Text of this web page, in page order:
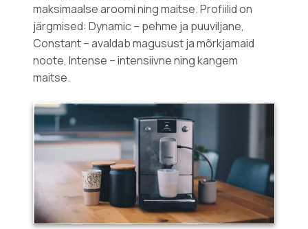
maksimaalse aroomi ning maitse. Profiilid on
järgmised: Dynamic – pehme ja puuviljane,
Constant – avaldab magusust ja mõrkjamaid
noote, Intense – intensiivne ning kangem
maitse.